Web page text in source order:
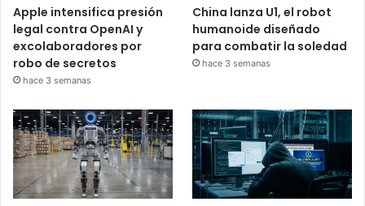
Apple intensifica presión
legal contra OpenAI y
excolaboradores por
robo de secretos
hace 3 semanas
China lanza U1, el robot
humanoide diseñado
para combatir la soledad
hace 3 semanas